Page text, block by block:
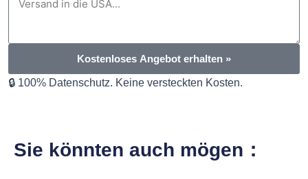
Kostenloses Angebot erhalten »
🔒 100% Datenschutz. Keine versteckten Kosten.
Sie könnten auch mögen：